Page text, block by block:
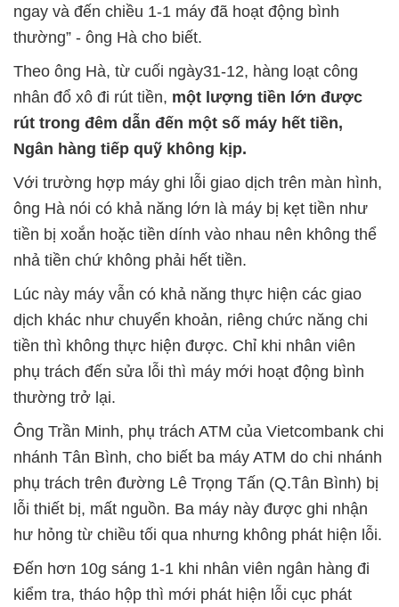
ngay và đến chiều 1-1 máy đã hoạt động bình
thường” - ông Hà cho biết.
Theo ông Hà, từ cuối ngày31-12, hàng loạt công
nhân đổ xô đi rút tiền, một lượng tiền lớn được
rút trong đêm dẫn đến một số máy hết tiền,
Ngân hàng tiếp quỹ không kịp.
Với trường hợp máy ghi lỗi giao dịch trên màn hình,
ông Hà nói có khả năng lớn là máy bị kẹt tiền như
tiền bị xoắn hoặc tiền dính vào nhau nên không thể
nhả tiền chứ không phải hết tiền.
Lúc này máy vẫn có khả năng thực hiện các giao
dịch khác như chuyển khoản, riêng chức năng chi
tiền thì không thực hiện được. Chỉ khi nhân viên
phụ trách đến sửa lỗi thì máy mới hoạt động bình
thường trở lại.
Ông Trần Minh, phụ trách ATM của Vietcombank chi
nhánh Tân Bình, cho biết ba máy ATM do chi nhánh
phụ trách trên đường Lê Trọng Tấn (Q.Tân Bình) bị
lỗi thiết bị, mất nguồn. Ba máy này được ghi nhận
hư hỏng từ chiều tối qua nhưng không phát hiện lỗi.
Ðến hơn 10g sáng 1-1 khi nhân viên ngân hàng đi
kiểm tra, tháo hộp thì mới phát hiện lỗi cục phát